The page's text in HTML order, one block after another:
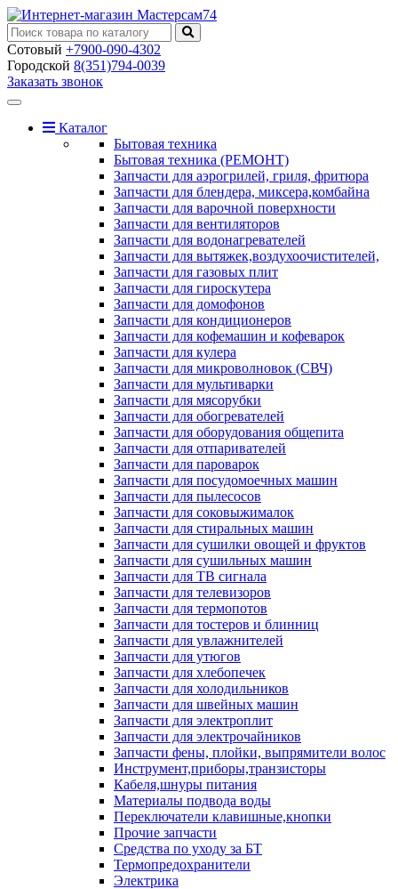
Сотовый +7900-090-4302
Городской 8(351)794-0039
Заказать звонок
Toggle
navigationКаталог
Бытовая техника
Бытовая техника (РЕМОНТ)
Запчасти для аэрогрилей, гриля, фритюра
Запчасти для блендера, миксера,комбайна
Запчасти для варочной поверхности
Запчасти для вентиляторов
Запчасти для водонагревателей
Запчасти для вытяжек,воздухоочистителей,
Запчасти для газовых плит
Запчасти для гироскутера
Запчасти для домофонов
Запчасти для кондиционеров
Запчасти для кофемашин и кофеварок
Запчасти для кулера
Запчасти для микроволновок (СВЧ)
Запчасти для мультиварки
Запчасти для мясорубки
Запчасти для обогревателей
Запчасти для оборудования общепита
Запчасти для отпаривателей
Запчасти для пароварок
Запчасти для посудомоечных машин
Запчасти для пылесосов
Запчасти для соковыжималок
Запчасти для стиральных машин
Запчасти для сушилки овощей и фруктов
Запчасти для сушильных машин
Запчасти для ТВ сигнала
Запчасти для телевизоров
Запчасти для термопотов
Запчасти для тостеров и блинниц
Запчасти для увлажнителей
Запчасти для утюгов
Запчасти для хлебопечек
Запчасти для холодильников
Запчасти для швейных машин
Запчасти для электроплит
Запчасти для электрочайников
Запчасти фены, плойки, выпрямители волос
Инструмент,приборы,транзисторы
Кабеля,шнуры питания
Материалы подвода воды
Переключатели клавишные,кнопки
Прочие запчасти
Средства по уходу за БТ
Термопредохранители
Электрика